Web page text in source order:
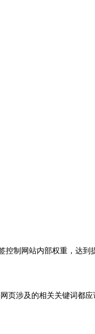
制网站内部权重，达到
涉及的相关关键词都